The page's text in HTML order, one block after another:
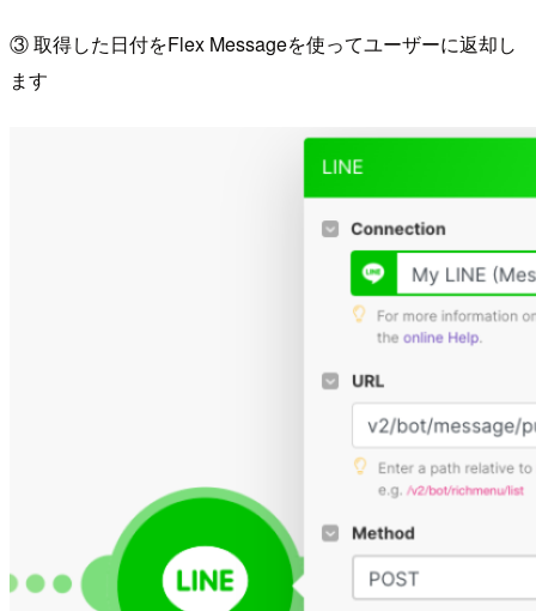
③ 取得した日付をFlex Messageを使ってユーザーに返却し
ます